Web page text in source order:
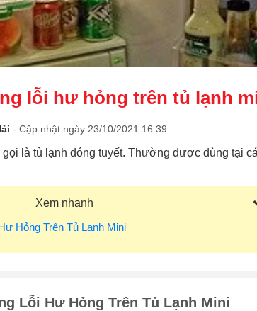
lỗi hư hỏng trên tủ lạnh
- Cập nhật ngày 23/10/2021 16:39
là tủ lạnh đóng tuyết. Thường được dùng tại
Xem nhanh
Hỏng Trên Tủ Lạnh Mini
Lỗi Hư Hỏng Trên Tủ Lạnh Mini